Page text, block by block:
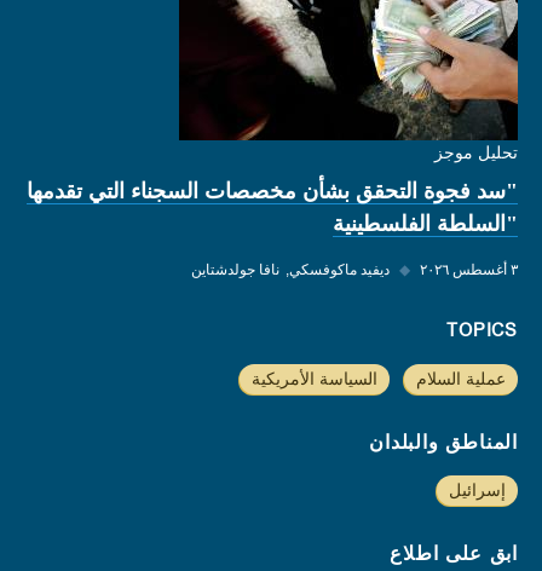
تحليل موجز
"سد فجوة التحقق بشأن مخصصات السجناء التي تقدمها
"السلطة الفلسطينية
٣ أغسطس ٢٠٢٦ ◆ ديفيد ماكوفسكي نافا جولدشتاين
TOPICS
عملية السلام السياسة الأمريكية
المناطق والبلدان
إسرائيل
ابق على اطلاع